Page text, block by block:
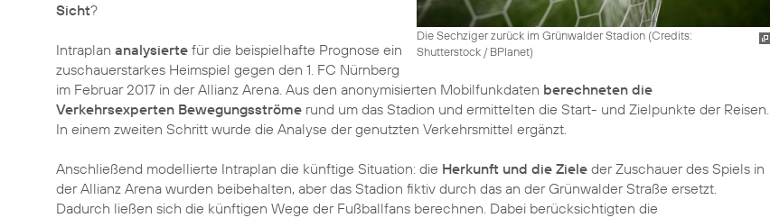
Die Sechziger zurück im Grünwalder Stadion (Credits:
Shutterstock / BPlanet)
Sicht?
Intraplan analysierte für die beispielhafte Prognose ein
zuschauerstarkes Heimspiel gegen den 1. FC Nürnberg
im Februar 2017 in der Allianz Arena. Aus den anonymisierten Mobilfunkdaten berechneten die
Verkehrsexperten Bewegungsströme rund um das Stadion und ermittelten die Start- und Zielpunkte der Reisen.
In einem zweiten Schritt wurde die Analyse der genutzten Verkehrsmittel ergänzt.
Anschließend modellierte Intraplan die künftige Situation: die Herkunft und die Ziele der Zuschauer des Spiels in
der Allianz Arena wurden beibehalten, aber das Stadion fiktiv durch das an der Grünwalder Straße ersetzt.
Dadurch ließen sich die künftigen Wege der Fußballfans berechnen. Dabei berücksichtigten die